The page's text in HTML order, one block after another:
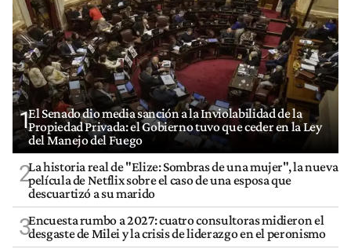
1El Senado dio media sanción a la Inviolabilidad de la
Propiedad Privada: el Gobierno tuvo que ceder en la Ley
del Manejo del Fuego
2La historia real de "Elize: Sombras de una mujer", la nueva
película de Netflix sobre el caso de una esposa que
descuartizó a su marido
3Encuesta rumbo a 2027: cuatro consultoras midieron el
desgaste de Milei y la crisis de liderazgo en el peronismo